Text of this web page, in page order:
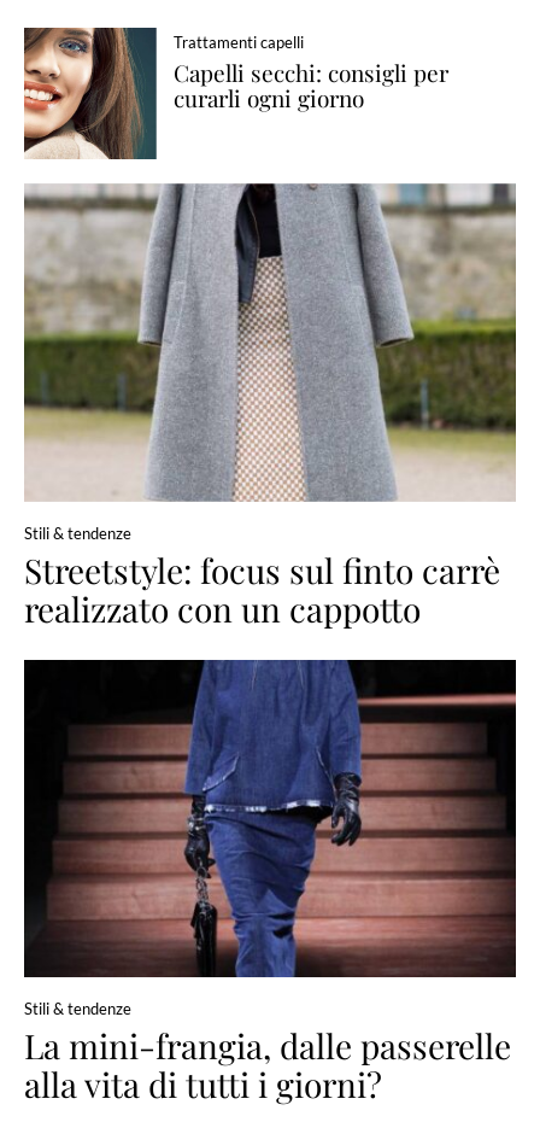
Trattamenti capelli
Capelli secchi: consigli per
curarli ogni giorno
Stili & tendenze
Streetstyle: focus sul finto carrè
realizzato con un cappotto
Stili & tendenze
La mini-frangia, dalle passerelle
alla vita di tutti i giorni?